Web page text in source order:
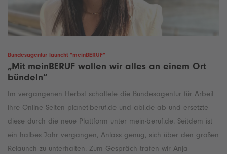
Bundesagentur launcht "meinBERUF"
„Mit meinBERUF wollen wir alles an einem Ort
bündeln“
Im vergangenen Herbst schaltete die Bundesagentur für Arbeit
ihre Online-Seiten planet-beruf.de und abi.de ab und ersetzte
diese durch die neue Plattform unter mein-beruf.de. Seitdem ist
ein halbes Jahr vergangen, Anlass genug, sich über den großen
Relaunch zu unterhalten. Zum Gespräch trafen wir Anja